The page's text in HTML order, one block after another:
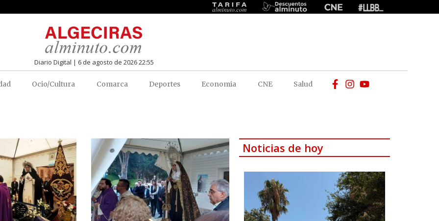
Diario Digital | 6 de agosto de 2026 22:55
Ocio/Cultura Comarca Deportes Economia CNE Salud
Noticias de hoy